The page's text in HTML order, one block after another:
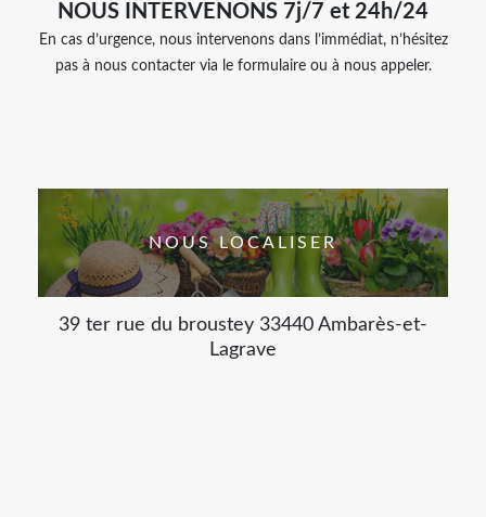
NOUS INTERVENONS 7j/7 et 24h/24
En cas d’urgence, nous intervenons dans l’immédiat, n’hésitez
pas à nous contacter via le formulaire ou à nous appeler.
NOUS LOCALISER
39 ter rue du broustey 33440 Ambarès-et-
Lagrave